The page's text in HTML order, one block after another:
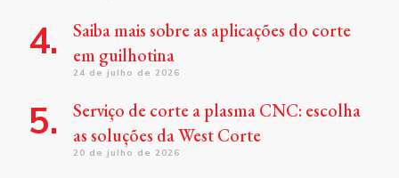
Saiba mais sobre as aplicações do corte
em guilhotina
24 de julho de 2026
Serviço de corte a plasma CNC: escolha
as soluções da West Corte
20 de julho de 2026